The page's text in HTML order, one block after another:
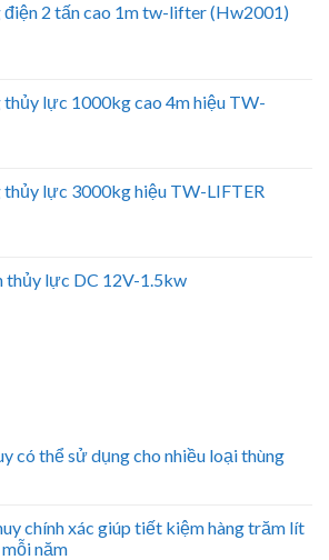
điện 2 tấn cao 1m tw-lifter (Hw2001)
thủy lực 1000kg cao 4m hiệu TW-
thủy lực 3000kg hiệu TW-LIFTER
thủy lực DC 12V-1.5kw
có thể sử dụng cho nhiều loại thùng
chính xác giúp tiết kiệm hàng trăm lít
năm